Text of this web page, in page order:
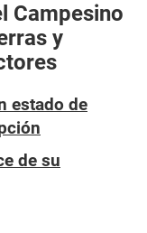
Campesino
y
estado de
de su